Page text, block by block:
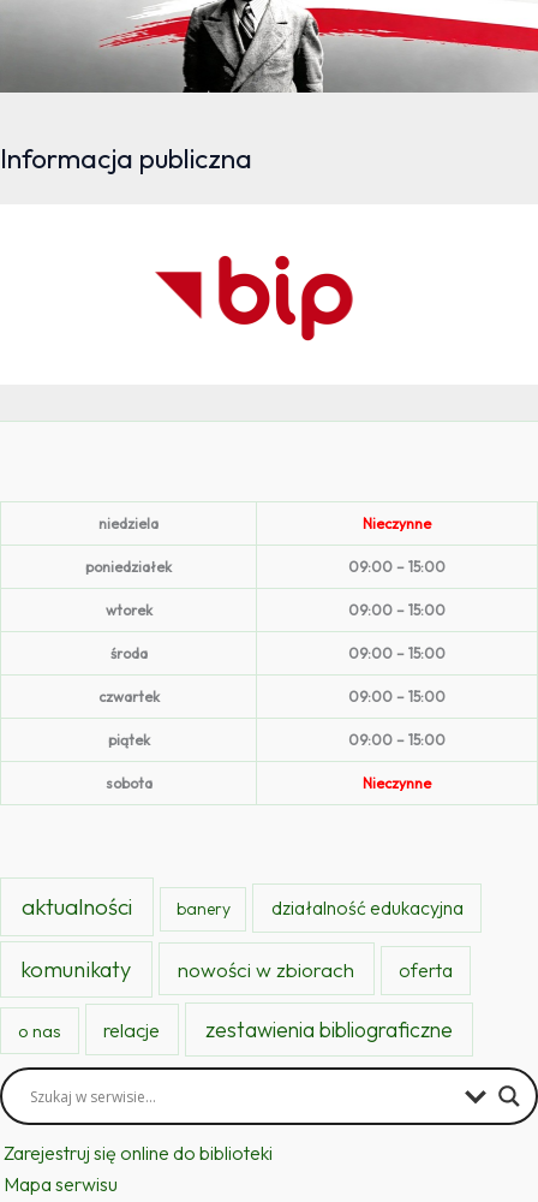
Informacja publiczna
niedziela Nieczynne
poniedziałek 09:00 – 15:00
wtorek 09:00 – 15:00
środa 09:00 – 15:00
czwartek 09:00 – 15:00
piątek 09:00 – 15:00
sobota Nieczynne
aktualności banery działalność edukacyjna
komunikaty nowości w zbiorach oferta
o nas relacje zestawienia bibliograficzne
Zarejestruj się online do biblioteki
Mapa serwisu